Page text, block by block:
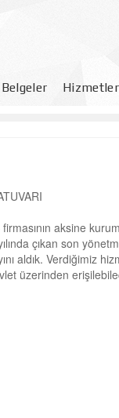
Belgeler
Kontrol Listeleri
aksine
çıkan son
aldık. Verdiğimiz
üzerinden